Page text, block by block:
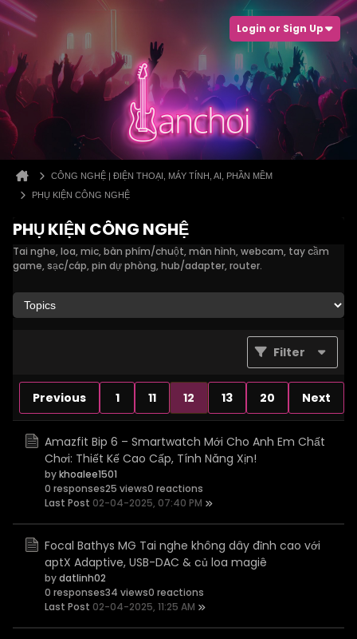
Login or Sign Up
CÔNG NGHỆ | ĐIỆN THOẠI, MÁY TÍNH, AI, PHẦN MỀM
PHỤ KIỆN CÔNG NGHỆ
PHỤ KIỆN CÔNG NGHỆ
Tai nghe, loa, mic, bàn phím/chuột, màn hình, webcam, tay cầm
game, sạc/cáp, pin dự phòng, hub/adapter, router.
Filter
Previous 1 11 12 13 20 Next
Amazfit Bip 6 – Smartwatch Mới Cho Anh Em Chất
Chơi: Thiết Kế Cao Cấp, Tính Năng Xịn!
bykhoalee1501
0 responses25 views0 reactions
Last Post 02-04-2025, 07:40 PM
Focal Bathys MG Tai nghe không dây đỉnh cao với
aptX Adaptive, USB-DAC & củ loa magiê
bydatlinh02
0 responses34 views0 reactions
Last Post 02-04-2025, 11:25 AM